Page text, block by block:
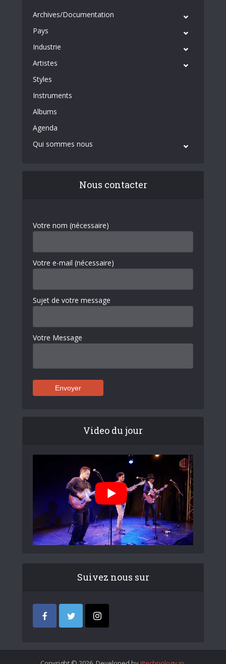
Archives/Documentation
Pays
Industrie
Artistes
Styles
Instruments
Albums
Agenda
Qui sommes nous
Nous contacter
Votre nom (nécessaire)
Votre e-mail (nécessaire)
Sujet de votre message
Votre Message
Video du jour
Suivez nous sur